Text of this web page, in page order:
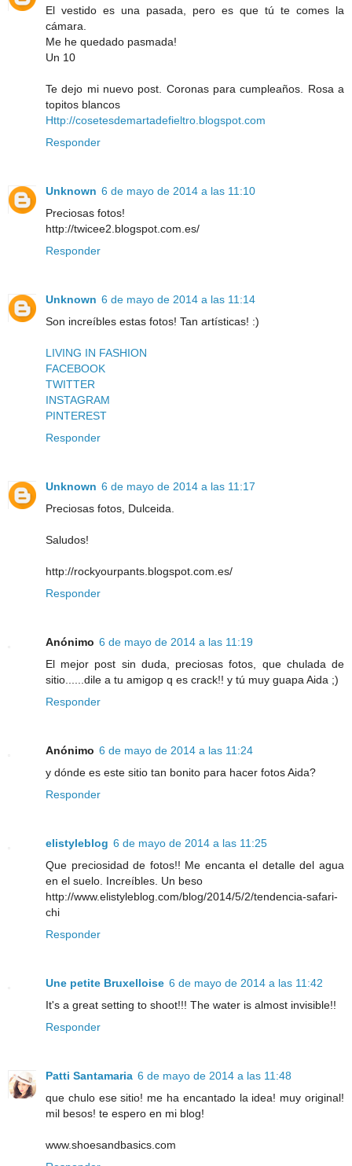
El vestido es una pasada, pero es que tú te comes la
cámara.
Me he quedado pasmada!
Un 10
Te dejo mi nuevo post. Coronas para cumpleaños. Rosa a
topitos blancos
Http://cosetesdemartadefieltro.blogspot.com
Responder
Unknown 6 de mayo de 2014 a las 11:10
Preciosas fotos!
http://twicee2.blogspot.com.es/
Responder
Unknown 6 de mayo de 2014 a las 11:14
Son increíbles estas fotos! Tan artísticas! :)
LIVING IN FASHION
FACEBOOK
TWITTER
INSTAGRAM
PINTEREST
Responder
Unknown 6 de mayo de 2014 a las 11:17
Preciosas fotos, Dulceida.
Saludos!
http://rockyourpants.blogspot.com.es/
Responder
Anónimo 6 de mayo de 2014 a las 11:19
El mejor post sin duda, preciosas fotos, que chulada de
sitio......dile a tu amigop q es crack!! y tú muy guapa Aida ;)
Responder
Anónimo 6 de mayo de 2014 a las 11:24
y dónde es este sitio tan bonito para hacer fotos Aida?
Responder
elistyleblog 6 de mayo de 2014 a las 11:25
Que preciosidad de fotos!! Me encanta el detalle del agua
en el suelo. Increíbles. Un beso
http://www.elistyleblog.com/blog/2014/5/2/tendencia-safari-
chi
Responder
Une petite Bruxelloise 6 de mayo de 2014 a las 11:42
It's a great setting to shoot!!! The water is almost invisible!!
Responder
Patti Santamaria 6 de mayo de 2014 a las 11:48
que chulo ese sitio! me ha encantado la idea! muy original!
mil besos! te espero en mi blog!
www.shoesandbasics.com